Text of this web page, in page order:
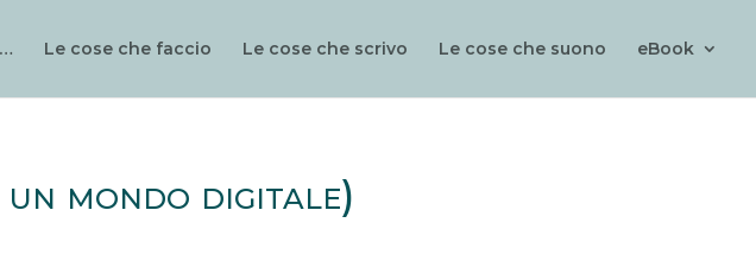
Le cose che faccio Le cose che scrivo Le cose che suono eBook
mondo digitale)